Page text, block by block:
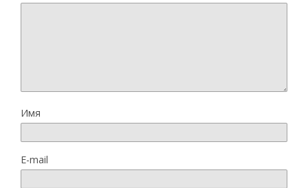
Имя
E-mail